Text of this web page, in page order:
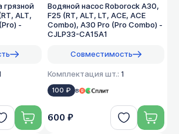
грязной
ALT,
-
Водяной насос Roborock A30,
F25 (RT, ALT, LT, ACE, ACE
Combo), A30 Pro (Pro Combo) -
CJLP33-CA15A1
Совместимость
Комплектация шт.: 1
100 ₽ в
600 ₽